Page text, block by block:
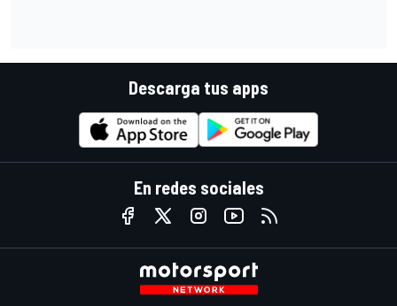
Descarga tus apps
En redes sociales